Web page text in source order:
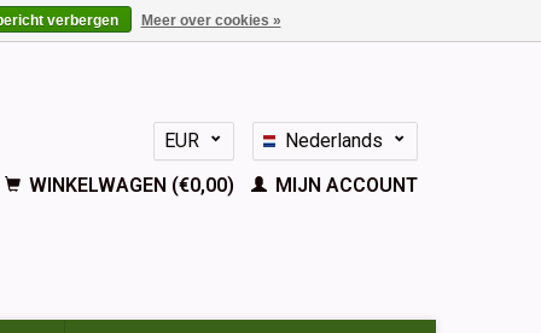
EUR
GBP
Nederlands
Deutsch
English
WINKELWAGEN (€0,00) MIJN ACCOUNT
verbergen Meer over cookies »